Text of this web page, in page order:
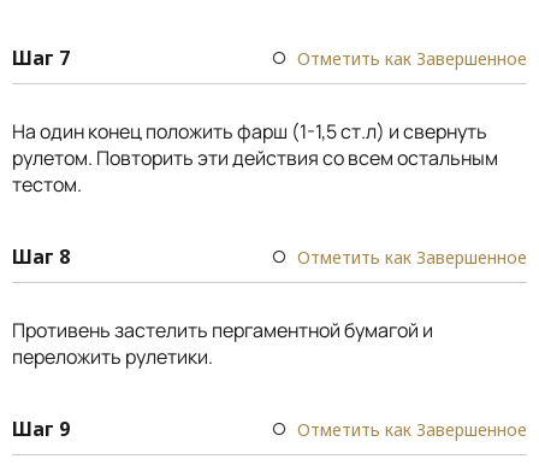
Шаг 7 Отметить как Завершенное
На один конец положить фарш (1-1,5 ст.л) и свернуть
рулетом. Повторить эти действия со всем остальным
тестом.
Шаг 8 Отметить как Завершенное
Противень застелить пергаментной бумагой и
переложить рулетики.
Шаг 9 Отметить как Завершенное